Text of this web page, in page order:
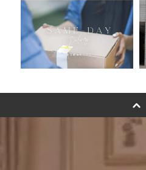
卓上バルーンオーダーメイド
ムーンリットバルーンについて
その他オーダーメイド
バルーンフラワーブーケについて
プリントフォント詳細＆使用例